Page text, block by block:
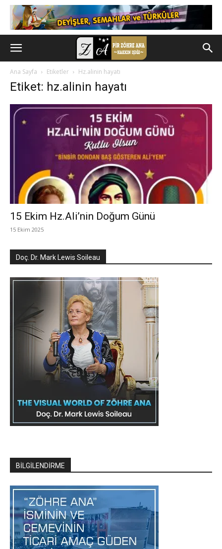
Ana Sayfa Etiketler Hz.alinin hayatı
Etiket: hz.alinin hayatı
15 Ekim Hz.Ali’nin Doğum Günü
15 Ekim 2025
Doç. Dr. Mark Lewis Soileau
BİLGİLENDİRME